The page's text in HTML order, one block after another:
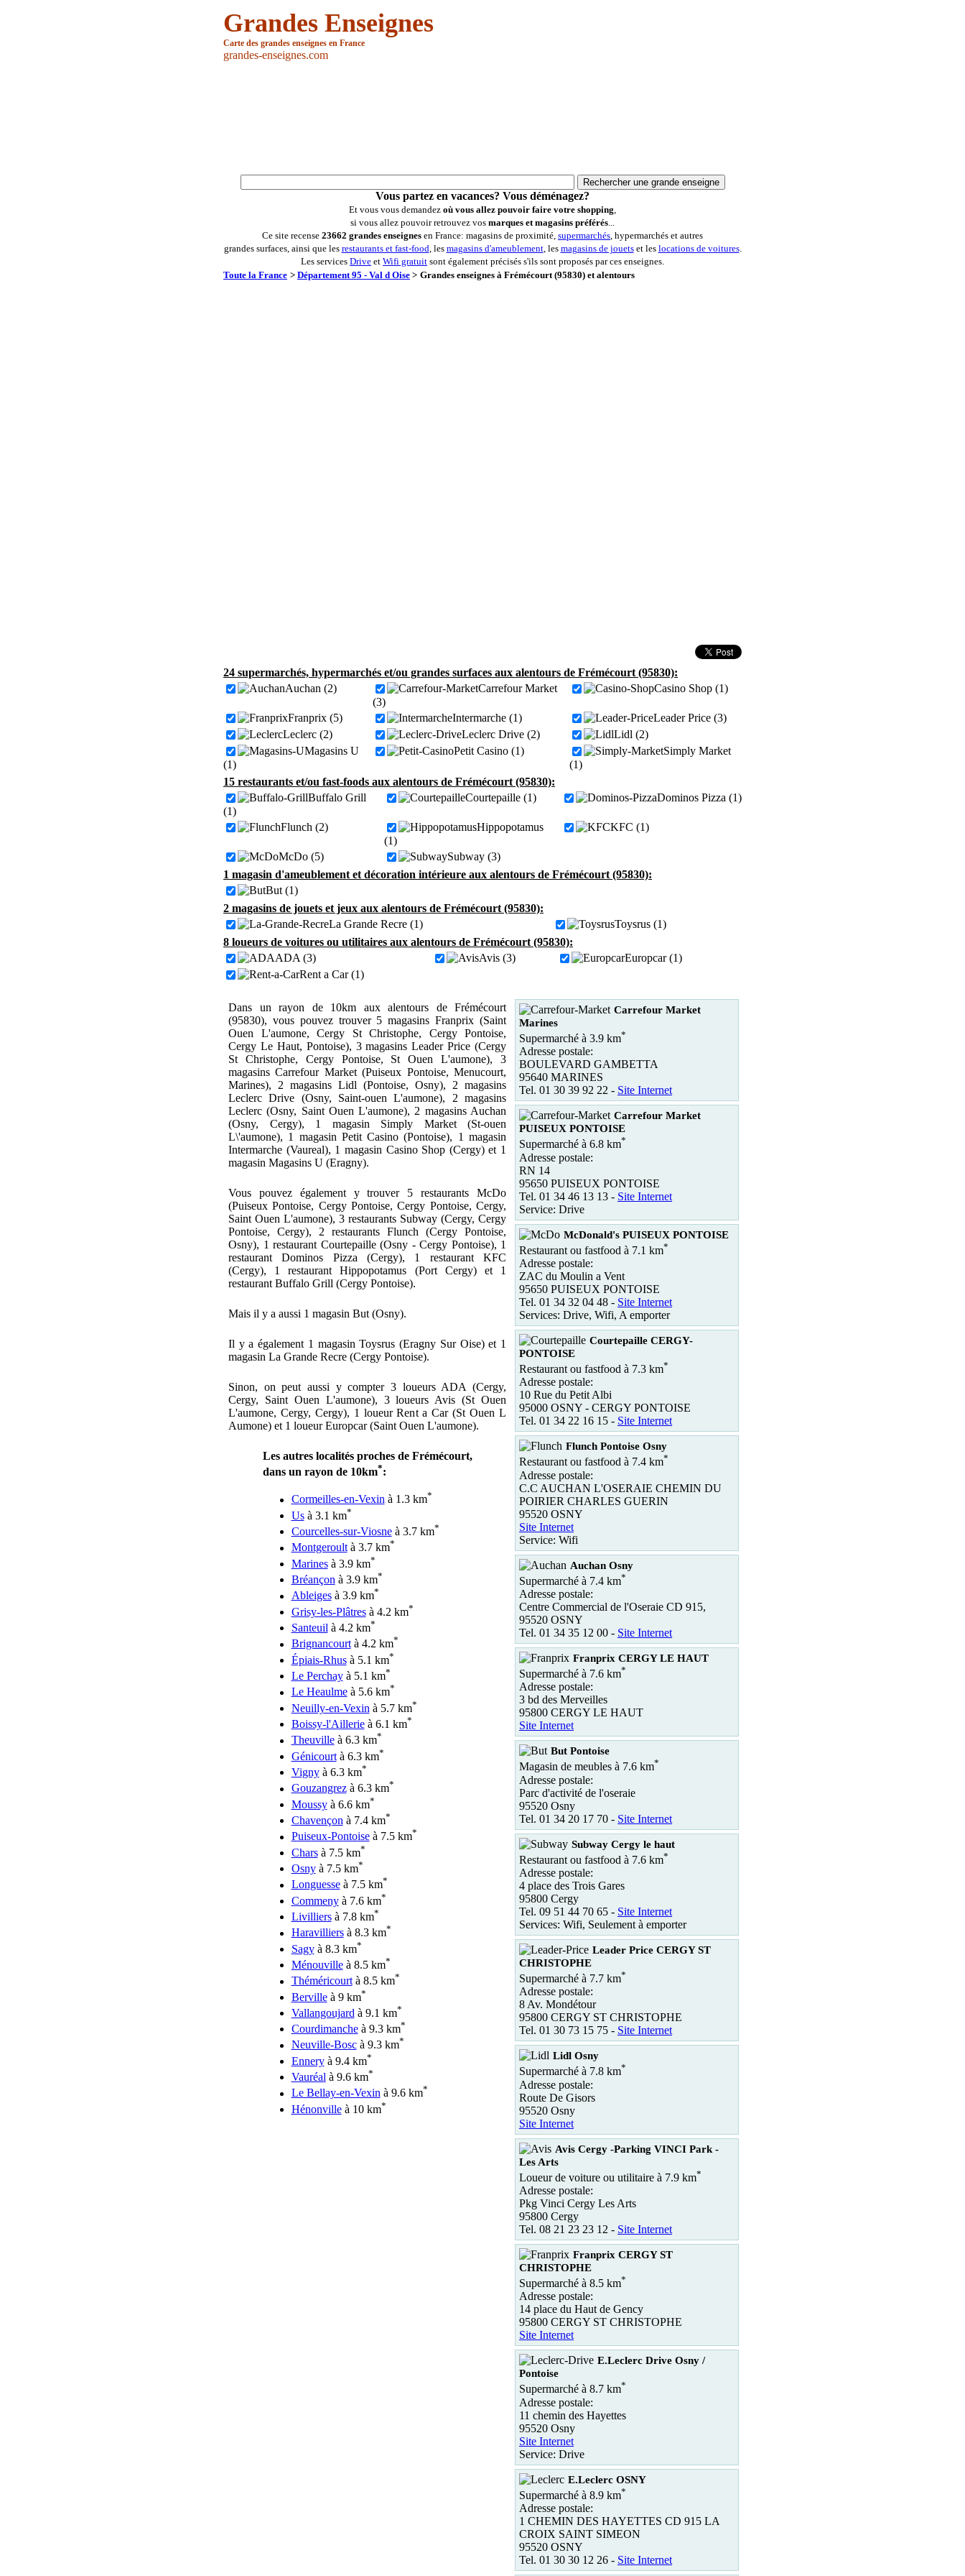
Grandes Enseignes
Carte des grandes enseignes en France
grandes-enseignes.com
Vous partez en vacances? Vous déménagez?
Et vous vous demandez où vous allez pouvoir faire votre shopping,
si vous allez pouvoir retrouvez vos marques et magasins préférés...
Ce site recense 23662 grandes enseignes en France: magasins de proximité, supermarchés, hypermarchés et autres
grandes surfaces, ainsi que les restaurants et fast-food, les magasins d'ameublement, les magasins de jouetset les locations de voitures.
Les services Drive et Wifi gratuit sont également précisés s'ils sont proposés par ces enseignes.
Toute la France > Département 95 - Val d Oise > Grandes enseignes à Frémécourt (95830) et alentours
24 supermarchés, hypermarchés et/ou grandes surfaces aux alentours de Frémécourt (95830):
Auchan (2)
Carrefour Market
(3)
Casino Shop (1)
Franprix (5) Intermarche (1)
Leader Price (3)
Leclerc (2)
Leclerc Drive (2)
Lidl (2)
Magasins U
(1)
Petit Casino (1)
Simply Market
(1)
15 restaurants et/ou fast-foods aux alentours de Frémécourt (95830):
Buffalo Grill
(1)
Courtepaille (1) Dominos Pizza (1)
Flunch (2)
Hippopotamus
(1)
KFC (1)
McDo (5)
Subway (3)
1 magasin d'ameublement et décoration intérieure aux alentours de Frémécourt (95830):
But (1)
2 magasins de jouets et jeux aux alentours de Frémécourt (95830):
La Grande Recre (1)
Toysrus (1)
8 loueurs de voitures ou utilitaires aux alentours de Frémécourt (95830):
ADA (3)
Avis (3)
Europcar (1)
Rent a Car (1)
Dans un rayon de 10km aux alentours de Frémécourt
(95830), vous pouvez trouver 5 magasins Franprix (Saint
Ouen L'aumone, Cergy St Christophe, Cergy Pontoise,
Cergy Le Haut, Pontoise), 3 magasins Leader Price (Cergy
St Christophe, Cergy Pontoise, St Ouen L'aumone), 3
magasins Carrefour Market (Puiseux Pontoise, Menucourt,
Marines), 2 magasins Lidl (Pontoise, Osny), 2 magasins
Leclerc Drive (Osny, Saint-ouen L'aumone), 2 magasins
Leclerc (Osny, Saint Ouen L'aumone), 2 magasins Auchan
(Osny, Cergy), 1 magasin Simply Market (St-ouen
L\'aumone), 1 magasin Petit Casino (Pontoise), 1 magasin
Intermarche (Vaureal), 1 magasin Casino Shop (Cergy) et 1
magasin Magasins U (Eragny).
Vous pouvez également y trouver 5 restaurants McDo
(Puiseux Pontoise, Cergy Pontoise, Cergy Pontoise, Cergy,
Saint Ouen L'aumone), 3 restaurants Subway (Cergy, Cergy
Pontoise, Cergy), 2 restaurants Flunch (Cergy Pontoise,
Osny), 1 restaurant Courtepaille (Osny - Cergy Pontoise), 1
restaurant Dominos Pizza (Cergy), 1 restaurant KFC
(Cergy), 1 restaurant Hippopotamus (Port Cergy) et 1
restaurant Buffalo Grill (Cergy Pontoise).
Mais il y a aussi 1 magasin But (Osny).
Il y a également 1 magasin Toysrus (Eragny Sur Oise) et 1
magasin La Grande Recre (Cergy Pontoise).
Sinon, on peut aussi y compter 3 loueurs ADA (Cergy,
Cergy, Saint Ouen L'aumone), 3 loueurs Avis (St Ouen
L'aumone, Cergy, Cergy), 1 loueur Rent a Car (St Ouen L
Aumone) et 1 loueur Europcar (Saint Ouen L'aumone).
Les autres localités proches de Frémécourt,
dans un rayon de 10km*:
Cormeilles-en-Vexinà 1.3 km*
Usà 3.1 km*
Courcelles-sur-Viosneà 3.7 km*
Montgeroultà 3.7 km*
Marinesà 3.9 km*
Bréançon à 3.9 km*
Ableigesà 3.9 km*
Grisy-les-Plâtresà 4.2 km*
Santeuil à 4.2 km*
Brignancourtà 4.2 km*
Épiais-Rhusà 5.1 km*
Le Perchayà 5.1 km*
Le Heaulmeà 5.6 km*
Neuilly-en-Vexin à 5.7 km*
Boissy-l'Aillerieà 6.1 km*
Theuvilleà 6.3 km*
Génicourtà 6.3 km*
Vignyà 6.3 km*
Gouzangrezà 6.3 km*
Moussyà 6.6 km*
Chavençon à 7.4 km*
Puiseux-Pontoiseà 7.5 km*
Charsà 7.5 km*
Osnyà 7.5 km*
Longuesseà 7.5 km*
Commenyà 7.6 km*
Livilliersà 7.8 km*
Haravilliersà 8.3 km*
Sagyà 8.3 km*
Ménouvilleà 8.5 km*
Théméricourtà 8.5 km*
Bervilleà 9 km*
Vallangoujard à 9.1 km*
Courdimancheà 9.3 km*
Neuville-Boscà 9.3 km*
Enneryà 9.4 km*
Vauréalà 9.6 km*
Le Bellay-en-Vexinà 9.6 km*
Hénonvilleà 10 km*
Carrefour Market
Marines
Supermarché à 3.9 km*
Adresse postale:
BOULEVARD GAMBETTA
95640 MARINES
Tel. 01 30 39 92 22 - Site Internet
Carrefour Market
PUISEUX PONTOISE
Supermarché à 6.8 km*
Adresse postale:
RN 14
95650 PUISEUX PONTOISE
Tel. 01 34 46 13 13 - Site Internet
Service: Drive
McDonald's PUISEUX PONTOISE
Restaurant ou fastfood à 7.1 km*
Adresse postale:
ZAC du Moulin a Vent
95650 PUISEUX PONTOISE
Tel. 01 34 32 04 48 - Site Internet
Services: Drive, Wifi, A emporter
Courtepaille CERGY-
PONTOISE
Restaurant ou fastfood à 7.3 km*
Adresse postale:
10 Rue du Petit Albi
95000 OSNY - CERGY PONTOISE
Tel. 01 34 22 16 15 - Site Internet
Flunch Pontoise Osny
Restaurant ou fastfood à 7.4 km*
Adresse postale:
C.C AUCHAN L'OSERAIE CHEMIN DU
POIRIER CHARLES GUERIN
95520 OSNY
Site Internet
Service: Wifi
Auchan Osny
Supermarché à 7.4 km*
Adresse postale:
Centre Commercial de l'Oseraie CD 915,
95520 OSNY
Tel. 01 34 35 12 00 - Site Internet
Franprix CERGY LE HAUT
Supermarché à 7.6 km*
Adresse postale:
3 bd des Merveilles
95800 CERGY LE HAUT
Site Internet
But Pontoise
Magasin de meubles à 7.6 km*
Adresse postale:
Parc d'activité de l'oseraie
95520 Osny
Tel. 01 34 20 17 70 - Site Internet
Subway Cergy le haut
Restaurant ou fastfood à 7.6 km*
Adresse postale:
4 place des Trois Gares
95800 Cergy
Tel. 09 51 44 70 65 - Site Internet
Services: Wifi, Seulement à emporter
Leader Price CERGY ST
CHRISTOPHE
Supermarché à 7.7 km*
Adresse postale:
8 Av. Mondétour
95800 CERGY ST CHRISTOPHE
Tel. 01 30 73 15 75 - Site Internet
Lidl Osny
Supermarché à 7.8 km*
Adresse postale:
Route De Gisors
95520 Osny
Site Internet
Avis Cergy -Parking VINCI Park -
Les Arts
Loueur de voiture ou utilitaire à 7.9 km*
Adresse postale:
Pkg Vinci Cergy Les Arts
95800 Cergy
Tel. 08 21 23 23 12 - Site Internet
Franprix CERGY ST
CHRISTOPHE
Supermarché à 8.5 km*
Adresse postale:
14 place du Haut de Gency
95800 CERGY ST CHRISTOPHE
Site Internet
E.Leclerc Drive Osny /
Pontoise
Supermarché à 8.7 km*
Adresse postale:
11 chemin des Hayettes
95520 Osny
Site Internet
Service: Drive
E.Leclerc OSNY
Supermarché à 8.9 km*
Adresse postale:
1 CHEMIN DES HAYETTES CD 915 LA
CROIX SAINT SIMEON
95520 OSNY
Tel. 01 30 30 12 26 - Site Internet